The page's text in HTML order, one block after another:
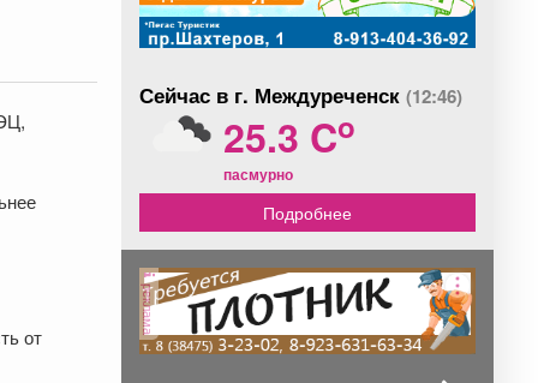
от
Сейчас в г. Междуреченск (12:46)
25.3 Co
пасмурно
Подробнее
реклама